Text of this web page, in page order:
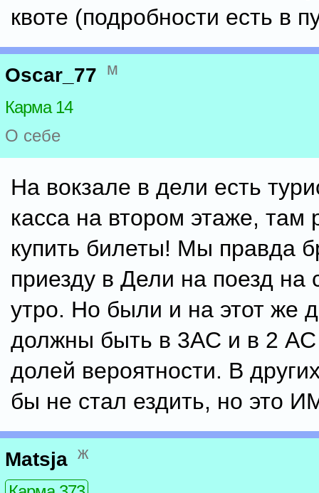
квоте (подробности есть в
Oscar_77 м
Карма 14
О себе
На вокзале в дели есть
касса на втором этаже, там
купить билеты! Мы правда
приезду в Дели на поезд
утро. Но были и на этот же
должны быть в 3AC и в 2
долей вероятности. В
бы не стал ездить, но это
Matsja ж